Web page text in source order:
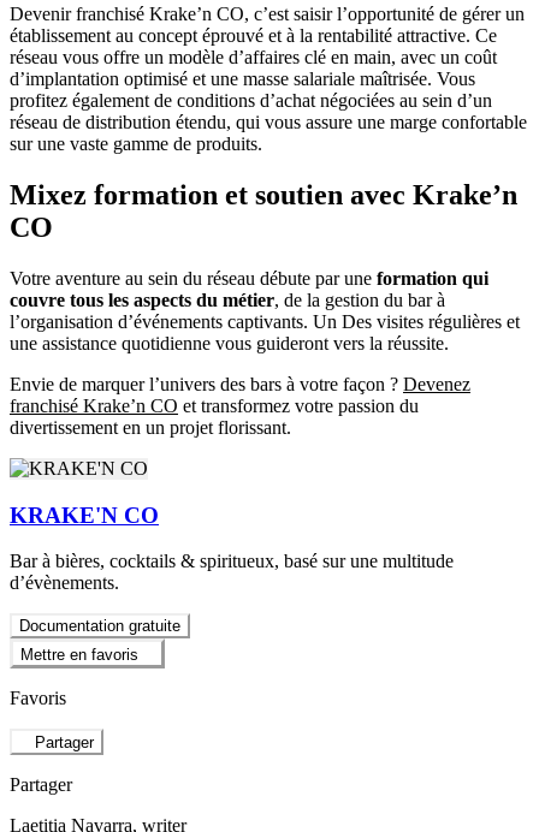
Devenir franchisé Krake’n CO, c’est saisir l’opportunité de gérer un
établissement au concept éprouvé et à la rentabilité attractive. Ce
réseau vous offre un modèle d’affaires clé en main, avec un coût
d’implantation optimisé et une masse salariale maîtrisée. Vous
profitez également de conditions d’achat négociées au sein d’un
réseau de distribution étendu, qui vous assure une marge confortable
sur une vaste gamme de produits.
Mixez formation et soutien avec Krake’n
CO
Votre aventure au sein du réseau débute par une formation qui
couvre tous les aspects du métier, de la gestion du bar à
l’organisation d’événements captivants. Un Des visites régulières et
une assistance quotidienne vous guideront vers la réussite.
Envie de marquer l’univers des bars à votre façon ? Devenez
franchisé Krake’n CO et transformez votre passion du
divertissement en un projet florissant.
KRAKE'N CO
Bar à bières, cocktails & spiritueux, basé sur une multitude
d’évènements.
Documentation gratuite
Mettre en favoris
Favoris
Partager
Partager
Laetitia Navarra, writer